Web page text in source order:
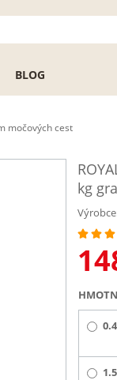
BLOG
močových cest
kg